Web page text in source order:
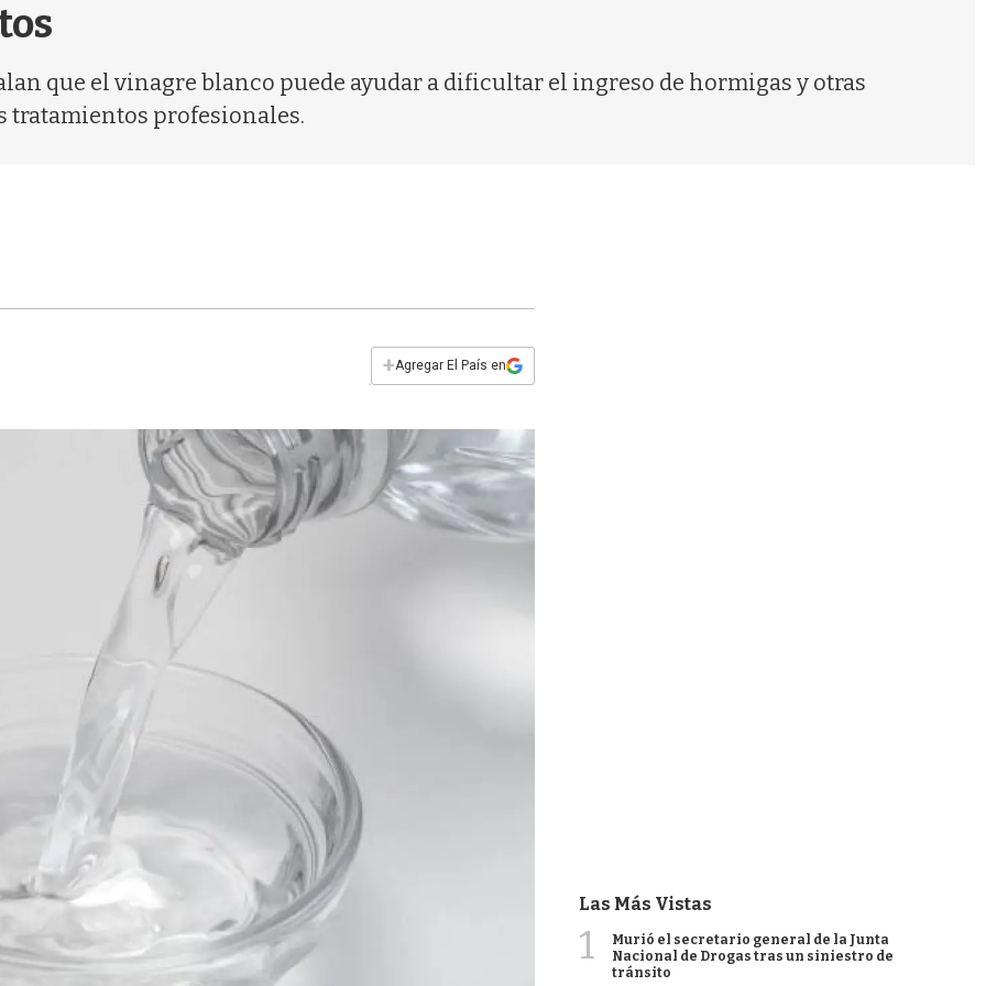
que el vinagre blanco puede ayudar a dificultar el ingreso de hormigas y otras
tratamientos profesionales.
+Agregar El País en
Las Más Vistas
1
Murió el secretario general de la Junta
Nacional de Drogas tras un siniestro de
tránsito